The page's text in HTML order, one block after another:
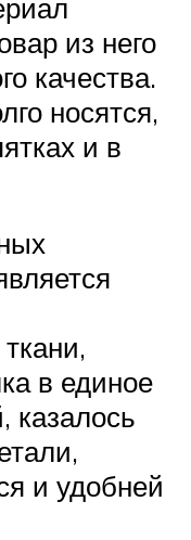
из него
качества.
носятся,
и в
в единое
казалось
и удобней